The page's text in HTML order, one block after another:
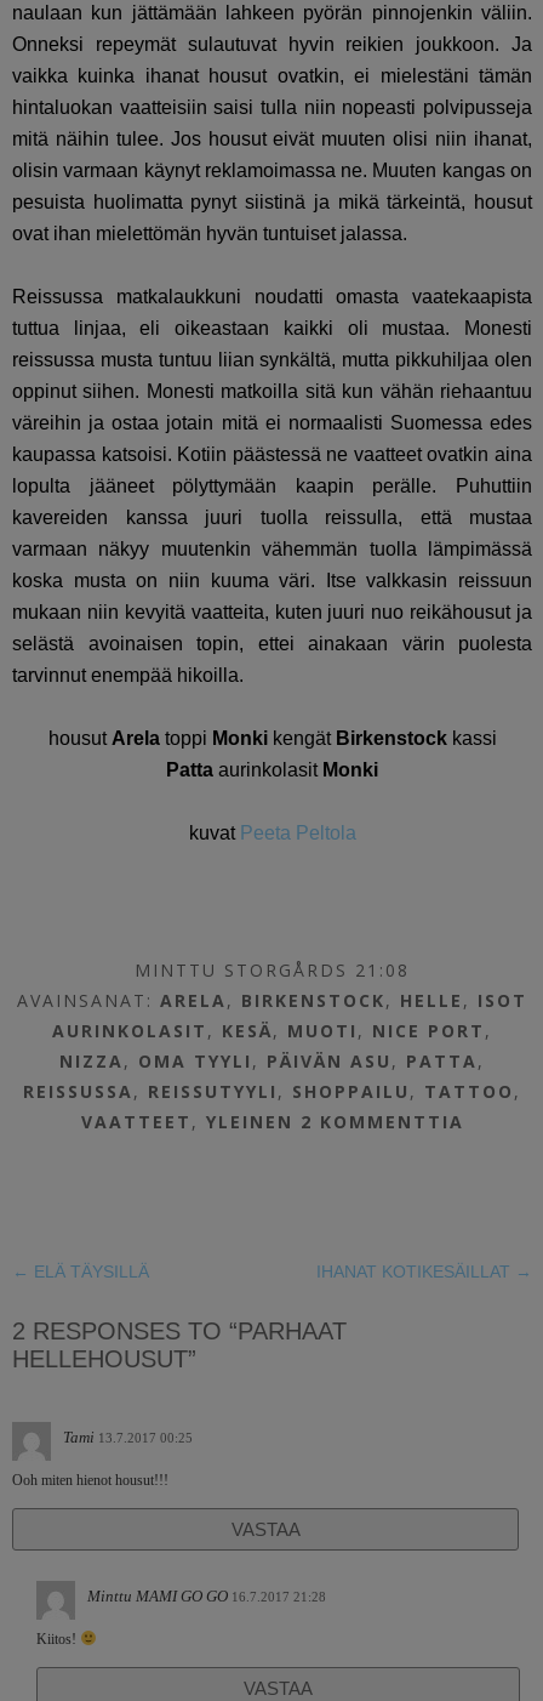
naulaan kun jättämään lahkeen pyörän pinnojenkin väliin.
Onneksi repeymät sulautuvat hyvin reikien joukkoon. Ja
vaikka kuinka ihanat housut ovatkin, ei mielestäni tämän
hintaluokan vaatteisiin saisi tulla niin nopeasti polvipusseja
mitä näihin tulee. Jos housut eivät muuten olisi niin ihanat,
olisin varmaan käynyt reklamoimassa ne. Muuten kangas on
pesuista huolimatta pynyt siistinä ja mikä tärkeintä, housut
ovat ihan mielettömän hyvän tuntuiset jalassa.
Reissussa matkalaukkuni noudatti omasta vaatekaapista
tuttua linjaa, eli oikeastaan kaikki oli mustaa. Monesti
reissussa musta tuntuu liian synkältä, mutta pikkuhiljaa olen
oppinut siihen. Monesti matkoilla sitä kun vähän riehaantuu
väreihin ja ostaa jotain mitä ei normaalisti Suomessa edes
kaupassa katsoisi. Kotiin päästessä ne vaatteet ovatkin aina
lopulta jääneet pölyttymään kaapin perälle. Puhuttiin
kavereiden kanssa juuri tuolla reissulla, että mustaa
varmaan näkyy muutenkin vähemmän tuolla lämpimässä
koska musta on niin kuuma väri. Itse valkkasin reissuun
mukaan niin kevyitä vaatteita, kuten juuri nuo reikähousut ja
selästä avoinaisen topin, ettei ainakaan värin puolesta
tarvinnut enempää hikoilla.
housut Arelatoppi Monkikengät Birkenstockkassi
Patta aurinkolasit Monki
kuvat Peeta Peltola
MINTTU STORGÅRDS 21:08
AVAINSANAT:ARELA, BIRKENSTOCK, HELLE , ISOT
AURINKOLASIT , KESÄ, MUOTI , NICE PORT ,
NIZZA, OMA TYYLI , PÄIVÄN ASU , PATTA,
REISSUSSA, REISSUTYYLI , SHOPPAILU , TATTOO ,
VAATTEET , YLEINEN 2 KOMMENTTIA
← ELÄ TÄYSILLÄ IHANAT KOTIKESÄILLAT →
2 RESPONSES TO “PARHAAT
HELLEHOUSUT”
Tami 13.7.2017 00:25
Ooh miten hienot housut!!!
VASTAA
Minttu MAMI GO GO 16.7.2017 21:28
Kiitos!
VASTAA